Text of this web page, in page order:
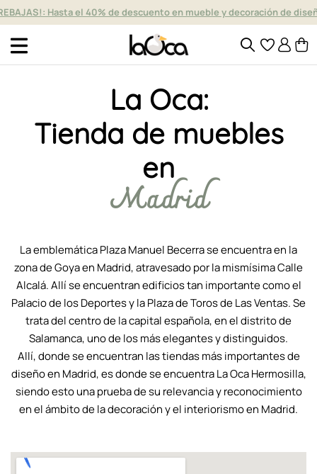
Hasta el 40% de descuento en mueble y decoración de
La Oca:
Tienda de muebles
en
Madrid
La emblemática Plaza Manuel Becerra se encuentra en la
zona de Goya en Madrid, atravesado por la mismísima Calle
Alcalá. Allí se encuentran edificios tan importante como el
Palacio de los Deportes y la Plaza de Toros de Las Ventas. Se
trata del centro de la capital española, en el distrito de
Salamanca, uno de los más elegantes y distinguidos.
Allí, donde se encuentran las tiendas más importantes de
diseño en Madrid, es donde se encuentra La Oca Hermosilla,
siendo esto una prueba de su relevancia y reconocimiento
en el ámbito de la decoración y el interiorismo en Madrid.